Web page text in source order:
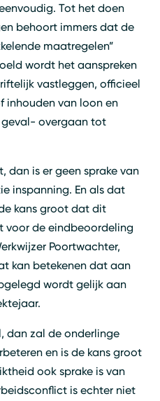
Tot het doen
behoort immers dat de
maatregelen”
wordt het aanspreken
vastleggen, officieel
inhouden van loon en
overgaan tot
dan is er geen sprake van
inspanning. En als dat
kans groot dat dit
de eindbeoordeling
Poortwachter,
kan betekenen dat aan
wordt gelijk aan
dan zal de onderlinge
en is de kans groot
ook sprake is van
is echter niet